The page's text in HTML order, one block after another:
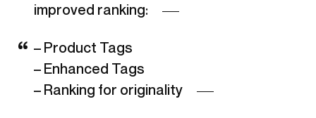
improved ranking:
– Product Tags
– Enhanced Tags
– Ranking for originality